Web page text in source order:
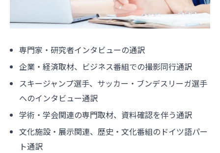
専門家・研究者インタビューの通訳
企業・経済取材、ビジネス番組での撮影同行通訳
スキージャンプ選手、サッカー・ブンデスリーガ選手
へのインタビュー通訳
学術・学会関連の専門取材、資料確認を伴う通訳
文化施設・展示関連、歴史・文化番組のドイツ語パー
ト通訳